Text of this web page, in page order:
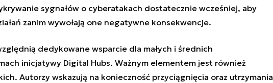
sygnałów o cyberatakach dostatecznie wcześniej, aby
zanim wywołają one negatywne konsekwencje.
dedykowane wsparcie dla małych i średnich
inicjatywy Digital Hubs. Ważnym elementem jest również
Autorzy wskazują na konieczność przyciągnięcia oraz utrzymania